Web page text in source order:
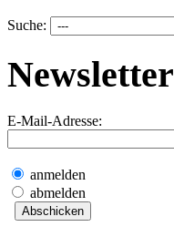
Suche:
Newsletter
E-Mail-Adresse:
anmelden
abmelden